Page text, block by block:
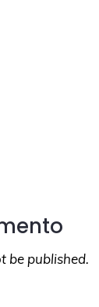
be published.